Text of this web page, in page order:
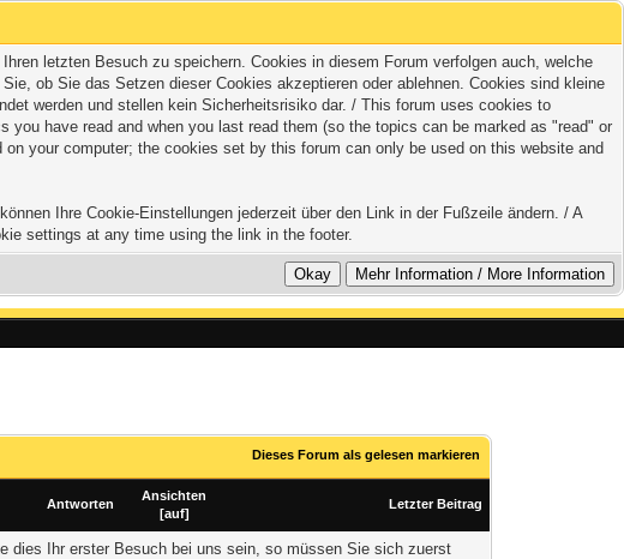
letzten Besuch zu speichern. Cookies in diesem Forum verfolgen auch, welche
ob Sie das Setzen dieser Cookies akzeptieren oder ablehnen. Cookies sind kleine
werden und stellen kein Sicherheitsrisiko dar. / This forum uses cookies to
have read and when you last read them (so the topics can be marked as "read" or
your computer; the cookies set by this forum can only be used on this website and
Ihre Cookie-Einstellungen jederzeit über den Link in der Fußzeile ändern. / A
settings at any time using the link in the footer.
Dieses Forum als gelesen markieren
Antworten
Ansichten
[auf]
Letzter Beitrag
dies Ihr erster Besuch bei uns sein, so müssen Sie sich zuerst